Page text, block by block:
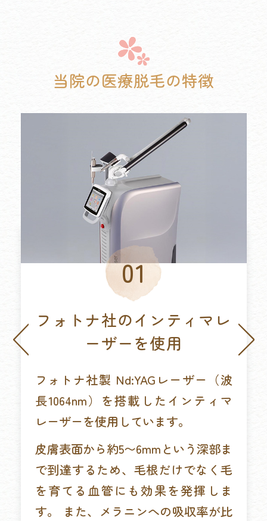
当院の医療脱毛の特徴
Previ
ous
フォトナ社のインティマレ
ーザーを使用
フォトナ社製 Nd:YAGレーザー（波
長1064nm）を搭載したインティマ
レーザーを使用しています。
皮膚表面から約5〜6mmという深部ま
で到達するため、毛根だけでなく毛
を育てる血管にも効果を発揮しま
す。 また、メラニンへの吸収率が比
Next